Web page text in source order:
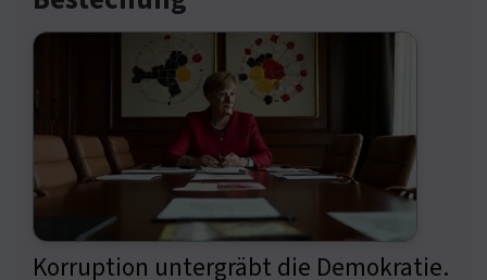
Korruption untergräbt die Demokratie.